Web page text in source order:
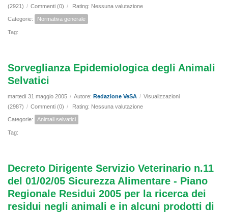
(2921) / Commenti (0) / Rating: Nessuna valutazione
Categorie: Normativa generale
Tag:
Sorveglianza Epidemiologica degli Animali
Selvatici
martedì 31 maggio 2005 / Autore: Redazione VeSA / Visualizzazioni
(2987) / Commenti (0) / Rating: Nessuna valutazione
Categorie: Animali selvatici
Tag:
Decreto Dirigente Servizio Veterinario n.11
del 01/02/05 Sicurezza Alimentare - Piano
Regionale Residui 2005 per la ricerca dei
residui negli animali e in alcuni prodotti di